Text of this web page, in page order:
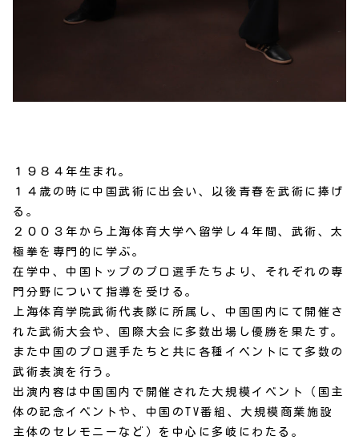
１９８４年生まれ。
１４歳の時に中国武術に出会い、以後青春を武術に捧げ
る。
２００３年から上海体育大学へ留学し４年間、武術、太
極拳を専門的に学ぶ。
在学中、中国トップのプロ選手たちより、それぞれの専
門分野について指導を受ける。
上海体育学院武術代表隊に所属し、中国国内にて開催さ
れた武術大会や、国際大会に多数出場し優勝を果たす。
また中国のプロ選手たちと共に各種イベントにて多数の
武術表演を行う。
出演内容は中国国内で開催された大規模イベント（国主
体の記念イベントや、中国のTV番組、大規模商業施設
主体のセレモニーなど）を中心に多岐にわたる。